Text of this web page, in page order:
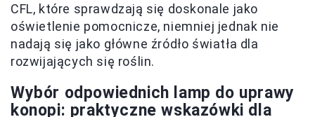
CFL, które sprawdzają się doskonale jako
oświetlenie pomocnicze, niemniej jednak nie
nadają się jako główne źródło światła dla
rozwijających się roślin.
Wybór odpowiednich lamp do uprawy
konopi: praktyczne wskazówki dla